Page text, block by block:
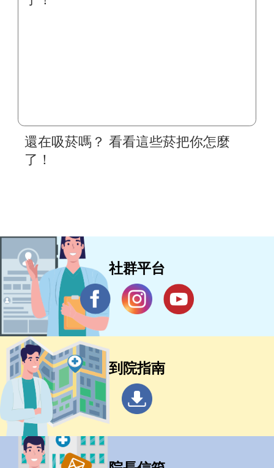
還在吸菸嗎？ 看看這些菸把你怎麼
了！
社群平台
到院指南